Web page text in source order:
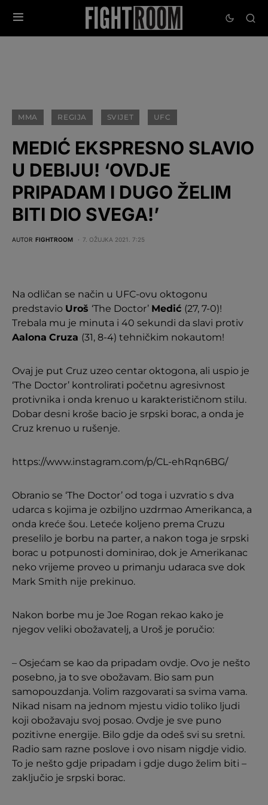
MMA REGIJA SVIJET UFC
MEDIĆ EKSPRESNO SLAVIO
U DEBIJU! ‘OVDJE
PRIPADAM I DUGO ŽELIM
BITI DIO SVEGA!’
AUTOR FIGHTROOM 7. OŽUJKA 2021. 7:25
Na odličan se način u UFC-ovu oktogonu
predstavio Uroš ‘The Doctor’ Medić (27, 7-0)!
Trebala mu je minuta i 40 sekundi da slavi protiv
Aalona Cruza (31, 8-4) tehničkim nokautom!
Ovaj je put Cruz uzeo centar oktogona, ali uspio je
‘The Doctor’ kontrolirati početnu agresivnost
protivnika i onda krenuo u karakterističnom stilu.
Dobar desni kroše bacio je srpski borac, a onda je
Cruz krenuo u rušenje.
https://www.instagram.com/p/CL-ehRqn6BG/
Obranio se ‘The Doctor’ od toga i uzvratio s dva
udarca s kojima je ozbiljno uzdrmao Amerikanca, a
onda kreće šou. Leteće koljeno prema Cruzu
preselilo je borbu na parter, a nakon toga je srpski
borac u potpunosti dominirao, dok je Amerikanac
neko vrijeme proveo u primanju udaraca sve dok
Mark Smith nije prekinuo.
Nakon borbe mu je Joe Rogan rekao kako je
njegov veliki obožavatelj, a Uroš je poručio:
– Osjećam se kao da pripadam ovdje. Ovo je nešto
posebno, ja to sve obožavam. Bio sam pun
samopouzdanja. Volim razgovarati sa svima vama.
Nikad nisam na jednom mjestu vidio toliko ljudi
koji obožavaju svoj posao. Ovdje je sve puno
pozitivne energije. Bilo gdje da odeš svi su sretni.
Radio sam razne poslove i ovo nisam nigdje vidio.
To je nešto gdje pripadam i gdje dugo želim biti –
zaključio je srpski borac.